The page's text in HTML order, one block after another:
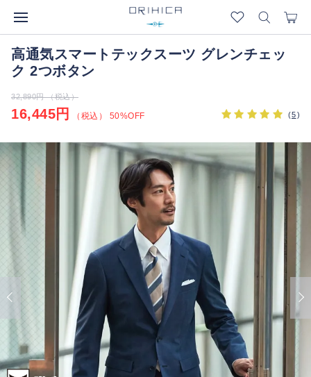
高通気スマートテックスーツ グレンチェッ
ク 2つボタン
32,890円 （税込）
16,445円 （税込） 50%OFF (5)